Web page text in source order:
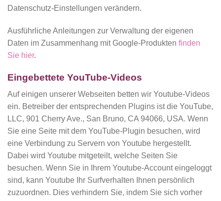
Datenschutz-Einstellungen verändern.
Ausführliche Anleitungen zur Verwaltung der eigenen
Daten im Zusammenhang mit Google-Produkten finden
Sie hier.
Eingebettete YouTube-Videos
Auf einigen unserer Webseiten betten wir Youtube-Videos
ein. Betreiber der entsprechenden Plugins ist die YouTube,
LLC, 901 Cherry Ave., San Bruno, CA 94066, USA. Wenn
Sie eine Seite mit dem YouTube-Plugin besuchen, wird
eine Verbindung zu Servern von Youtube hergestellt.
Dabei wird Youtube mitgeteilt, welche Seiten Sie
besuchen. Wenn Sie in Ihrem Youtube-Account eingeloggt
sind, kann Youtube Ihr Surfverhalten Ihnen persönlich
zuzuordnen. Dies verhindern Sie, indem Sie sich vorher